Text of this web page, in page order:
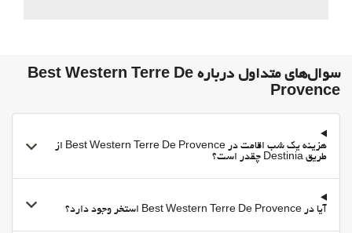
سوال‌های متداول درباره Best Western Terre De
Provence
هزینه یک شب اقامت در Best Western Terre De Provence از
طریق Destinia چقدر است؟
آیا در Best Western Terre De Provence استخر وجود دارد؟